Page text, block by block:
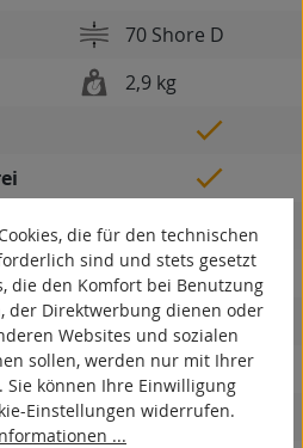
70 Shore D
2,9 kg
die für den technischen
sind und stets gesetzt
die den Komfort bei Benutzung
der Direktwerbung dienen oder
Websites und sozialen
sollen, werden nur mit Ihrer
Sie können Ihre Einwilligung
Einstellungen widerrufen.
...